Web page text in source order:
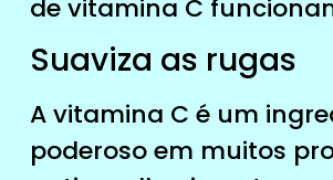
de vitamina C
Suaviza as rugas
A vitamina C é um
poderoso em muitos